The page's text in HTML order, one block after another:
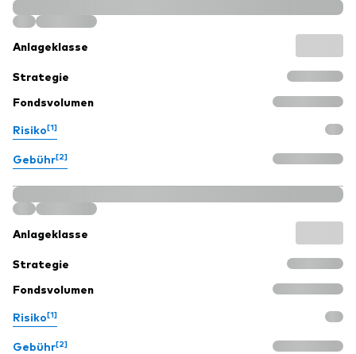
Anlageklasse
Strategie
Fondsvolumen
Risiko[1]
Gebühr[2]
Anlageklasse
Strategie
Fondsvolumen
Risiko[1]
Gebühr[2]